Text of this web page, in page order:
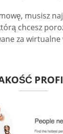
musisz
chcesz
za